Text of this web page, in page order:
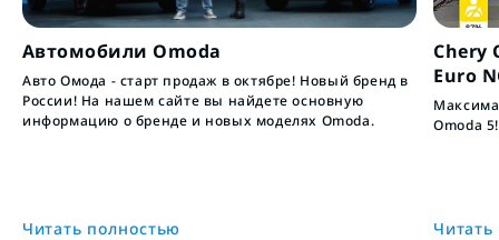
Автомобили Omoda
Авто Омода - старт продаж в октябре! Новый бренд в
России! На нашем сайте вы найдете основную
информацию о бренде и новых моделях Omoda.
Читать полностью
Chery
Euro
Omoda